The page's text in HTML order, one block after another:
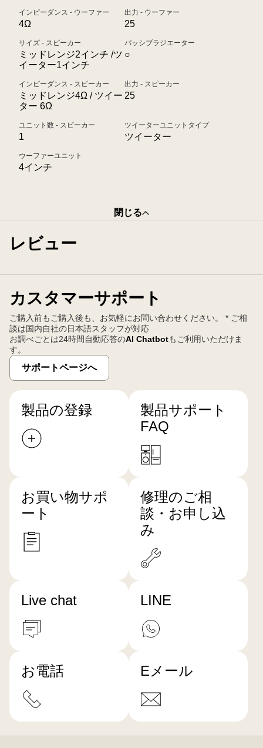
インピーダンス - ウーファー
4Ω
出力 - ウーファー
25
サイズ - スピーカー
ミッドレンジ2インチ /ツ
イーター1インチ
パッシブラジエーター
○
インピーダンス - スピーカー
ミッドレンジ4Ω / ツイー
ター 6Ω
出力 - スピーカー
25
ユニット数 - スピーカー
1
ツイーターユニットタイプ
ツイーター
ウーファーユニット
4インチ
閉じる
レビュー
カスタマーサポート
ご購入前もご購入後も、お気軽にお問い合わせください。 * ご相
談は国内自社の日本語スタッフが対応
お調べごとは24時間自動応答のAI Chatbotもご利用いただけま
す。
サポートページへ
製品の登録
製品サポート
FAQ
お買い物サポ
ート
修理のご相
談・お申し込
み
Live chat LINE
お電話 Eメール